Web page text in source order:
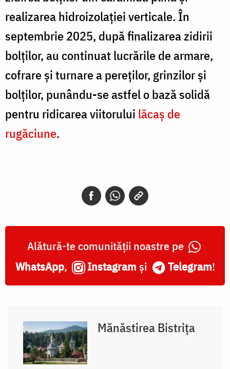
realizarea hidroizolației verticale. În
septembrie 2025, după finalizarea zidirii
bolților, au continuat lucrările de armare,
cofrare și turnare a pereților, grinzilor și
bolților, punându-se astfel o bază solidă
pentru ridicarea viitorului lăcaș de
rugăciune.
Alătură-te comunității noastre pe
WhatsApp, Instagram și Telegram!
Mănăstirea Bistrița